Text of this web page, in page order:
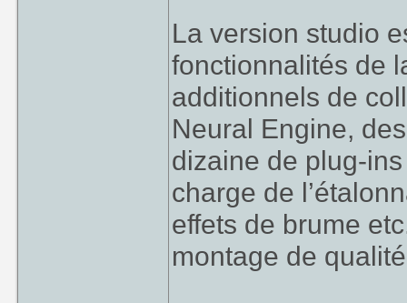
La version studio
fonctionnalités de
additionnels de
Neural Engine,
dizaine de plug-
charge de
effets de brume
montage de